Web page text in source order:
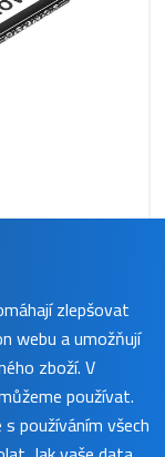
koupit
zlepšovat
webu a umožňují
zboží. V
používat.
používáním všech